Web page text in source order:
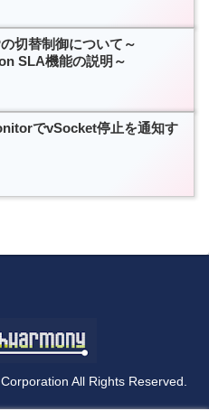
切替制御について～
SLA機能の説明～
でvSocket停止を通知す
All Rights Reserved.